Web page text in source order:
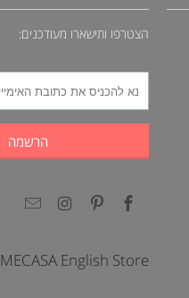
הצטרפו ותישארו מעודכנים:
MECASA English Store